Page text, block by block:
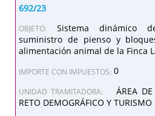
692/23
OBJETO:
Sistema dinámico
suministro de pienso y
alimentación animal de la Finca
IMPORTE CON IMPUESTOS: 0
UNIDAD TRAMITADORA:
ÁREA
RETO DEMOGRÁFICO Y TURISMO